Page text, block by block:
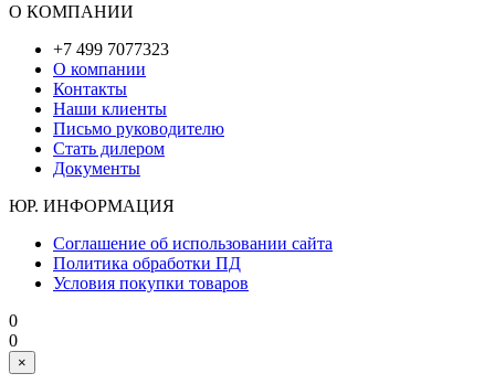
О КОМПАНИИ
+7 499 7077323
О компании
Контакты
Наши клиенты
Письмо руководителю
Стать дилером
Документы
ЮР. ИНФОРМАЦИЯ
Соглашение об использовании сайта
Политика обработки ПД
Условия покупки товаров
0
0
×